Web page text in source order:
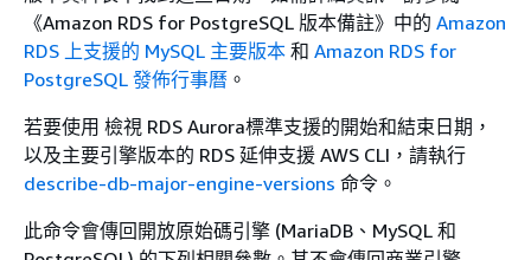
《Amazon RDS for PostgreSQL 版本備註》 中的 Amazon
RDS 上支援的 MySQL 主要版本 和 Amazon RDS for
PostgreSQL 發佈行事曆 。
若要使用 檢視 RDS Aurora標準支援的開始和結束日期，
以及主要引擎版本的 RDS 延伸支援 AWS CLI，請執行
describe-db-major-engine-versions 命令。
此命令會傳回開放原始碼引擎 (MariaDB、MySQL 和